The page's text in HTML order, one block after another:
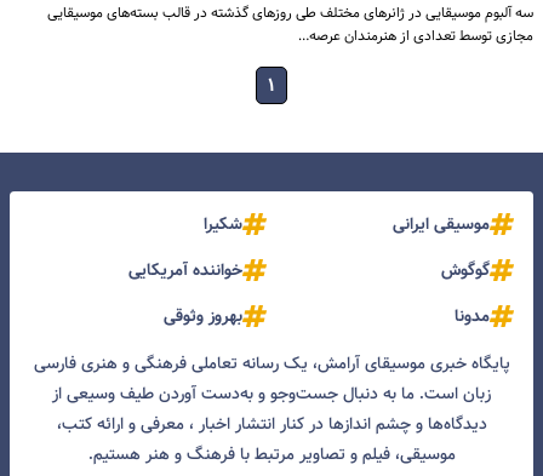
سه آلبوم موسیقایی در ژانرهای مختلف طی روزهای گذشته در قالب بسته‌های موسیقایی
مجازی توسط تعدادی از هنرمندان عرصه…
۱
موسیقی ایرانی
شکیرا
گوگوش
خواننده آمریکایی
مدونا
بهروز وثوقی
پایگاه خبری موسیقای آرامش، یک رسانه تعاملی فرهنگی و هنری فارسی
زبان است. ما به دنبال جست‌و‌جو و به‌دست آوردن طیف وسیعی از
دیدگاه‌ها و چشم انداز‌ها در کنار انتشار اخبار ، معرفی و ارائه کتب،
موسیقی، فیلم و تصاویر مرتبط با فرهنگ و هنر هستیم.